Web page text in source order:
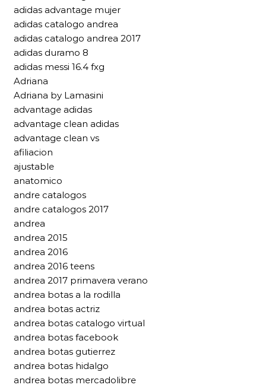
adidas advantage mujer
adidas catalogo andrea
adidas catalogo andrea 2017
adidas duramo 8
adidas messi 16.4 fxg
Adriana
Adriana by Lamasini
advantage adidas
advantage clean adidas
advantage clean vs
afiliacion
ajustable
anatomico
andre catalogos
andre catalogos 2017
andrea
andrea 2015
andrea 2016
andrea 2016 teens
andrea 2017 primavera verano
andrea botas a la rodilla
andrea botas actriz
andrea botas catalogo virtual
andrea botas facebook
andrea botas gutierrez
andrea botas hidalgo
andrea botas mercadolibre